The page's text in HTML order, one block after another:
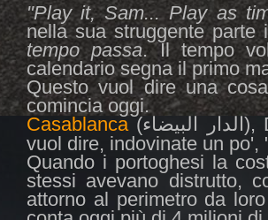
"Play it, Sam... Play as
nella sua struggente
tempo passa. Il tempo
calendario segna il primo
Questo vuol dire una
comincia oggi.
Casablanca(الدار البيضاء ),
vuol dire, indovinate un po',
Quando i portoghesi la
stessi avevano distrutto,
attorno al perimetro da